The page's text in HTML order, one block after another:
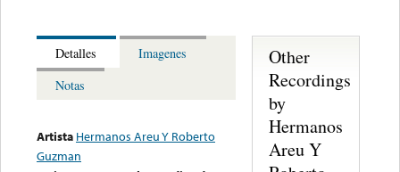
Detalles
Imagenes
Notas
Artista Hermanos Areu Y Roberto
Guzman
Other
Recordings
by
Hermanos
Areu Y